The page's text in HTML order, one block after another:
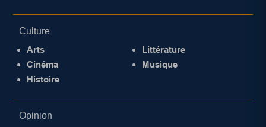
Culture
Arts
Cinéma
Histoire
Littérature
Musique
Opinion